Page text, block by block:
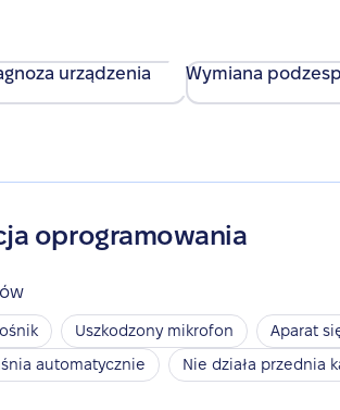
urządzenia Wymiana
oprogramowania
Uszkodzony mikrofon
Aparat
automatycznie
Nie działa przednia